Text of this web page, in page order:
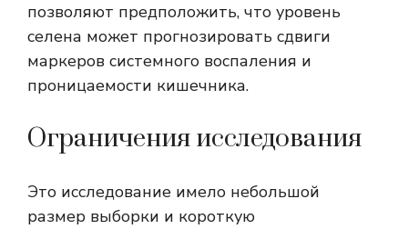
позволяют предположить, что уровень
селена может прогнозировать сдвиги
маркеров системного воспаления и
проницаемости кишечника.
Ограничения исследования
Это исследование имело небольшой
размер выборки и короткую